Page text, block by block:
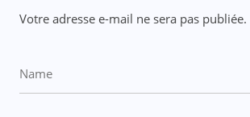
Votre adresse e-mail ne sera pas publiée.